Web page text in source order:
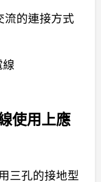
流的連接方式
使用上應
三孔的接地型